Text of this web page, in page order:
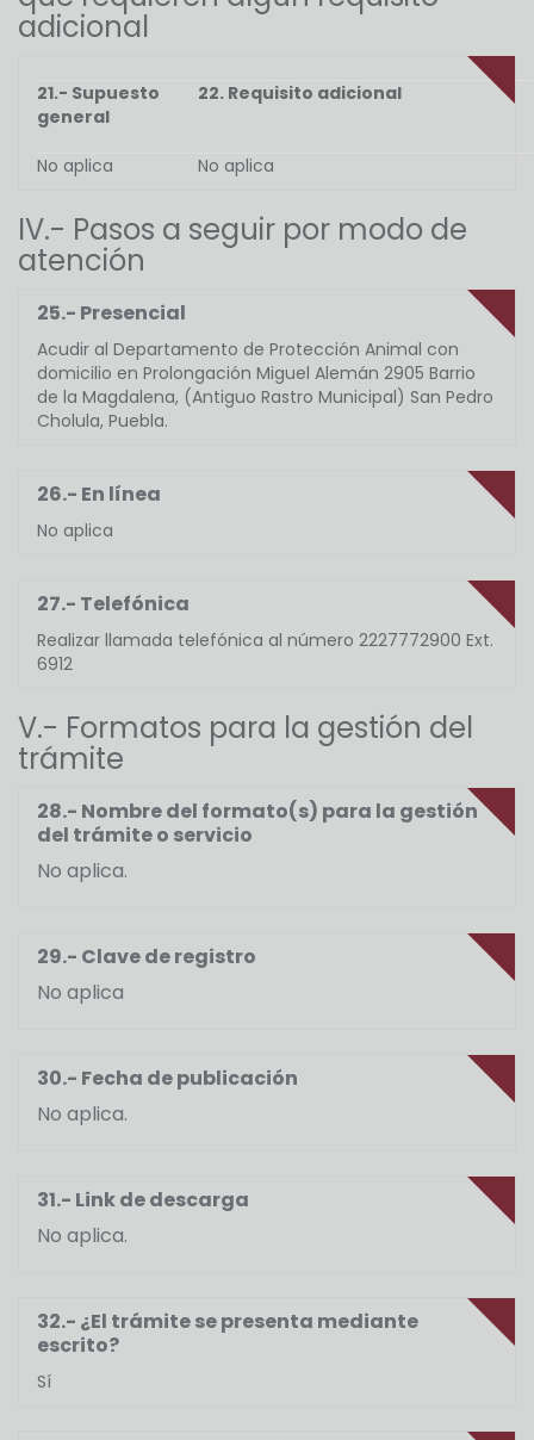
adicional
21.- Supuesto
general
22. Requisito adicional
No aplica No aplica
IV.- Pasos a seguir por modo de
atención
25.- Presencial
Acudir al Departamento de Protección Animal con
domicilio en Prolongación Miguel Alemán 2905 Barrio
de la Magdalena, (Antiguo Rastro Municipal) San Pedro
Cholula, Puebla.
26.- En línea
No aplica
27.- Telefónica
Realizar llamada telefónica al número 2227772900 Ext.
6912
V.- Formatos para la gestión del
trámite
28.- Nombre del formato(s) para la gestión
del trámite o servicio
No aplica.
29.- Clave de registro
No aplica
30.- Fecha de publicación
No aplica.
31.- Link de descarga
No aplica.
32.- ¿El trámite se presenta mediante
escrito?
Sí